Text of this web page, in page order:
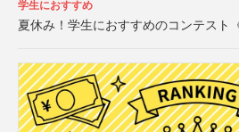
学生におすすめ
夏休み！学生におすすめのコンテスト